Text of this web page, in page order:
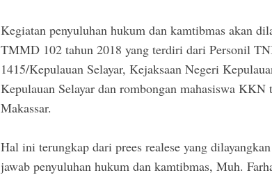
Kegiatan penyuluhan hukum dan kamtibmas akan
TMMD 102 tahun 2018 yang terdiri dari Personil
1415/Kepulauan Selayar, Kejaksaan Negeri
Kepulauan Selayar dan rombongan mahasiswa
Makassar.
Hal ini terungkap dari prees realese yang
jawab penyuluhan hukum dan kamtibmas, Muh.